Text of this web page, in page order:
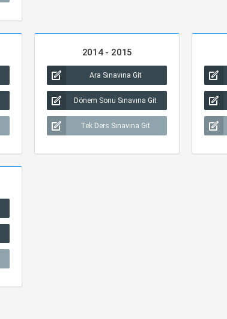
2014 - 2015
Ara Sınavına Git
Dönem Sonu Sınavına Git
Tek Ders Sınavına Git